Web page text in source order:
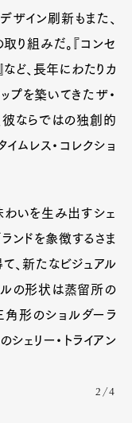
ザイン刷新もまた、
り組みだ。『コンセ
など、長年にわたりカ
プを築いてきたザ・
彼ならではの独創的
ムレス・コレクショ
わいを生み出すシェ
ンドを象徴するさま
、新たなビジュアル
ルの形状は蒸留所の
形のショルダーラ
ェリー・トライアン
2/4